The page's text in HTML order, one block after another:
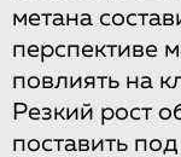
метана
перспективе
повлиять на
Резкий рост
поставить